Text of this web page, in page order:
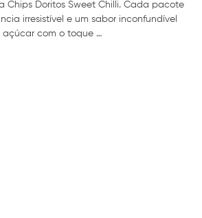
Chips Doritos Sweet Chilli. Cada pacote
irresistível e um sabor inconfundível
com o toque …